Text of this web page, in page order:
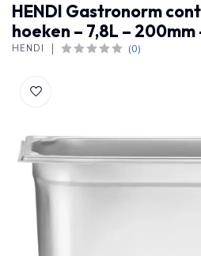
HENDI Gastronorm
hoeken – 7,8L –
HENDI (0)